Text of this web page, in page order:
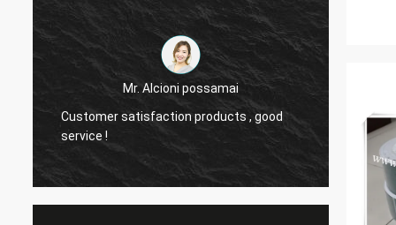
Mr. Alcioni possamai
Customer satisfaction products , good
service !
we
the